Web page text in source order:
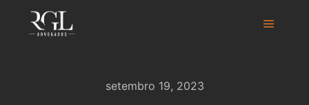
setembro 19, 2023